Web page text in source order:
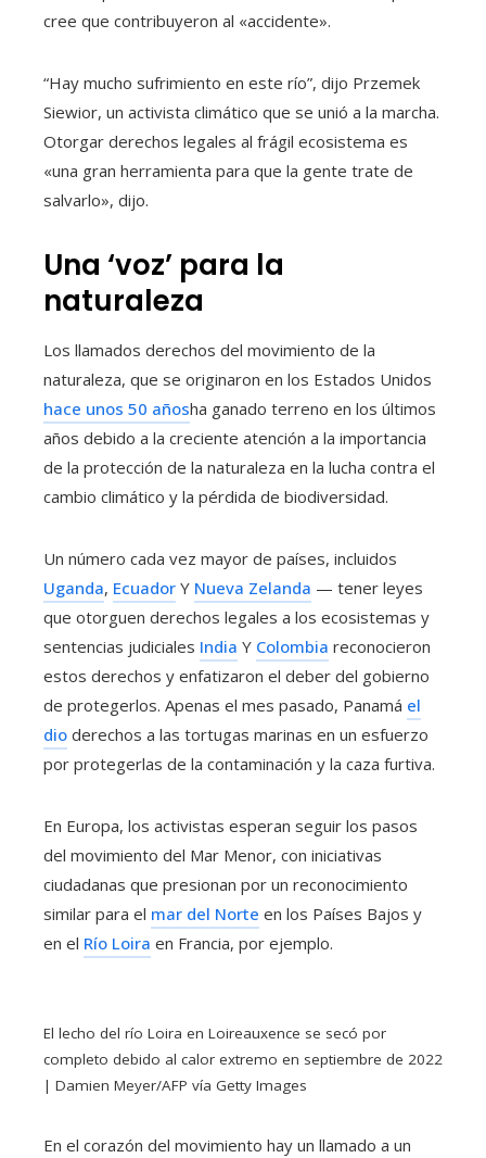
cree que contribuyeron al «accidente».
“Hay mucho sufrimiento en este río”, dijo Przemek
Siewior, un activista climático que se unió a la marcha.
Otorgar derechos legales al frágil ecosistema es
«una gran herramienta para que la gente trate de
salvarlo», dijo.
Una ‘voz’ para la
naturaleza
Los llamados derechos del movimiento de la
naturaleza, que se originaron en los Estados Unidos
hace unos 50 añosha ganado terreno en los últimos
años debido a la creciente atención a la importancia
de la protección de la naturaleza en la lucha contra el
cambio climático y la pérdida de biodiversidad.
Un número cada vez mayor de países, incluidos
Uganda, Ecuador Y Nueva Zelanda — tener leyes
que otorguen derechos legales a los ecosistemas y
sentencias judiciales India Y Colombia reconocieron
estos derechos y enfatizaron el deber del gobierno
de protegerlos. Apenas el mes pasado, Panamá el
dio derechos a las tortugas marinas en un esfuerzo
por protegerlas de la contaminación y la caza furtiva.
En Europa, los activistas esperan seguir los pasos
del movimiento del Mar Menor, con iniciativas
ciudadanas que presionan por un reconocimiento
similar para el mar del Norte en los Países Bajos y
en el Río Loira en Francia, por ejemplo.
El lecho del río Loira en Loireauxence se secó por
completo debido al calor extremo en septiembre de 2022
| Damien Meyer/AFP vía Getty Images
En el corazón del movimiento hay un llamado a un